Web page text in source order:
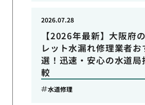
【2026年最新】大阪府
レット水漏れ修理業者お
選！迅速・安心の水道局
較
2026.07.28
水道修理